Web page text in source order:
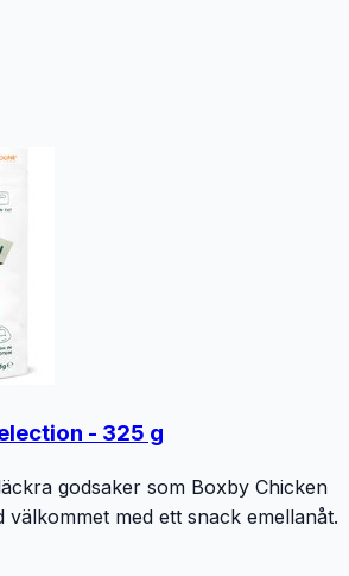
- 325 g
godsaker som Boxby Chicken
välkommet med ett snack emellanåt.